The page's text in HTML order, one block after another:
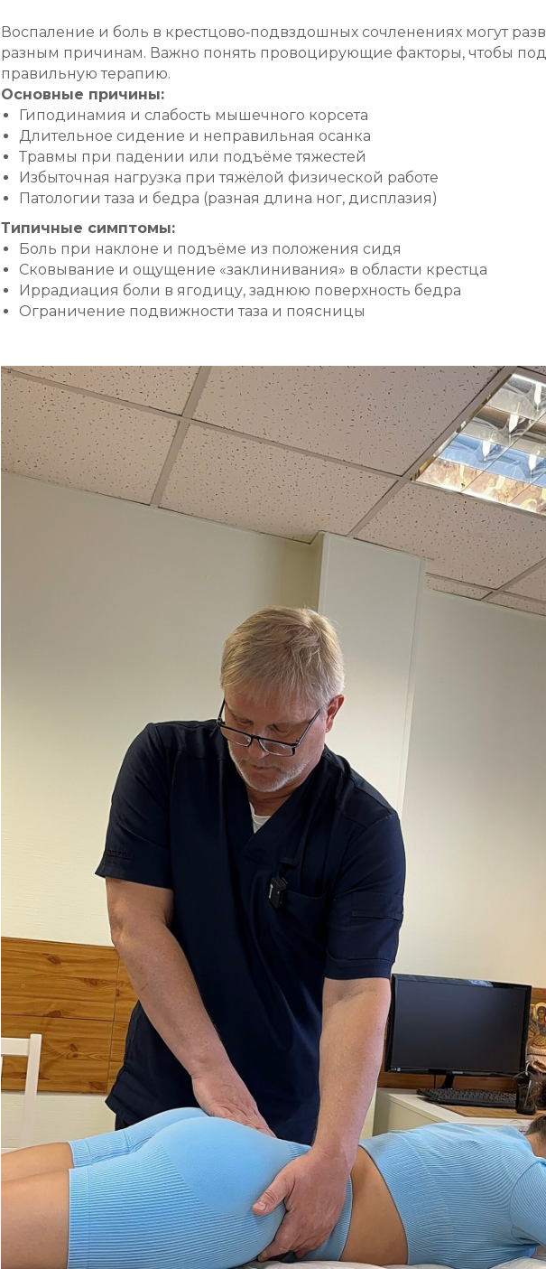
Воспаление и боль в крестцово‑подвздошных сочленениях могут
разным причинам. Важно понять провоцирующие факторы, чтобы
правильную терапию.
Основные причины:
Гиподинамия и слабость мышечного корсета
Длительное сидение и неправильная осанка
Травмы при падении или подъёме тяжестей
Избыточная нагрузка при тяжёлой физической работе
Патологии таза и бедра (разная длина ног, дисплазия)
Типичные симптомы:
Боль при наклоне и подъёме из положения сидя
Сковывание и ощущение «заклинивания» в области крестца
Иррадиация боли в ягодицу, заднюю поверхность бедра
Ограничение подвижности таза и поясницы